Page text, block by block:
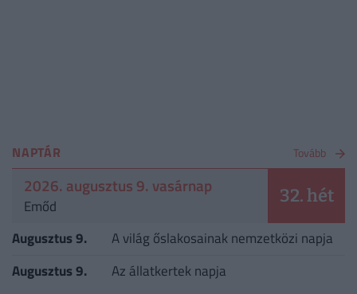
NAPTÁR Tovább
2026. augusztus 9. vasárnap
Emőd 32. hét
Augusztus 9.
A világ őslakosainak nemzetközi napja
Augusztus 9.
Az állatkertek napja